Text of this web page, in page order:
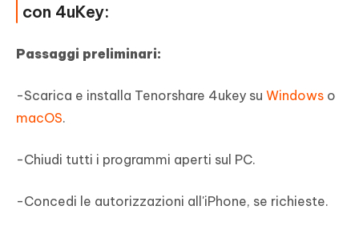
con 4uKey:
Passaggi preliminari:
-Scarica e installa Tenorshare 4ukey su Windows o
macOS.
-Chiudi tutti i programmi aperti sul PC.
-Concedi le autorizzazioni all'iPhone, se richieste.